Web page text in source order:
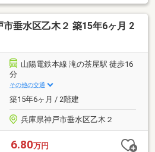
市垂水区乙木２ 築15年6ヶ月 2
山陽電鉄本線 滝の茶屋駅 徒歩16
分
その他の交通
築15年6ヶ月 / 2階建
兵庫県神戸市垂水区乙木２
6.80万円